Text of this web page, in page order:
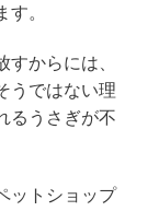
。
からには、
うではない理
るうさぎが不
ットショップ